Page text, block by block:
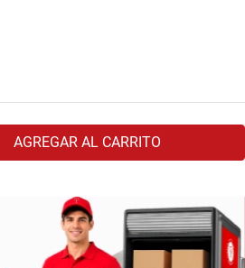
AGREGAR AL CARRITO